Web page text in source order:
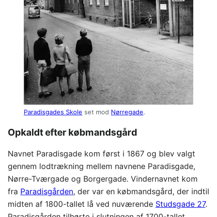
Paradisgades Skole set mod Nørregade.
Opkaldt efter købmandsgård
Navnet Paradisgade kom først i 1867 og blev valgt
gennem lodtrækning mellem navnene Paradisgade,
Nørre-Tværgade og Borgergade. Vindernavnet kom
fra Paradisgården, der var en købmandsgård, der indtil
midten af 1800-tallet lå ved nuværende Studsgade 27.